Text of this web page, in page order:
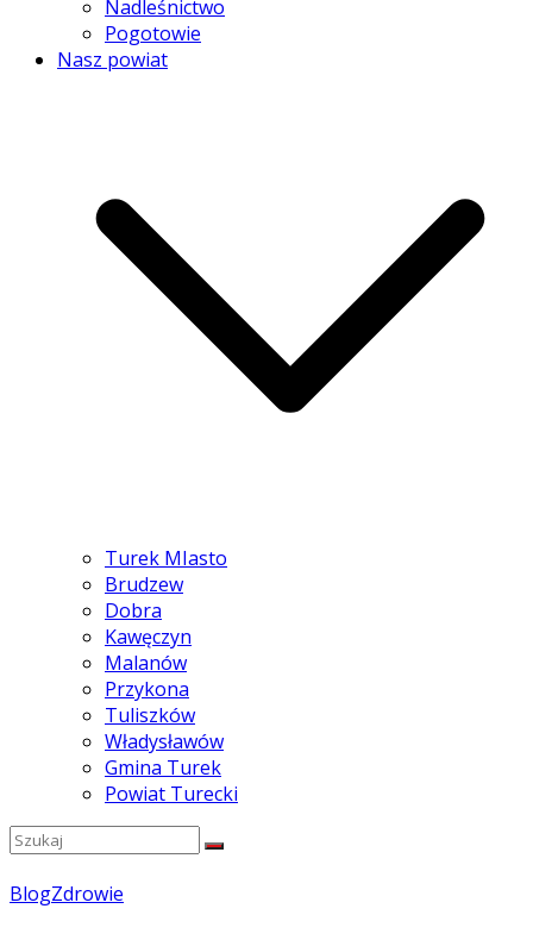
Nadleśnictwo
Pogotowie
Nasz powiat
Turek MIasto
Brudzew
Dobra
Kawęczyn
Malanów
Przykona
Tuliszków
Władysławów
Gmina Turek
Powiat Turecki
BlogZdrowie